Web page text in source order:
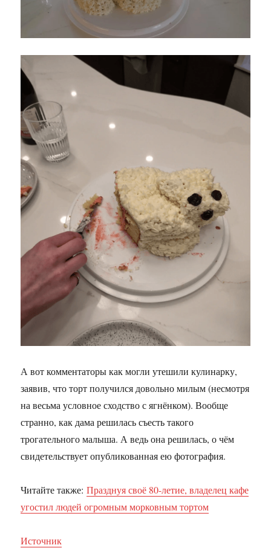
А вот комментаторы как могли утешили кулинарку,
заявив, что торт получился довольно милым (несмотря
на весьма условное сходство с ягнёнком). Вообще
странно, как дама решилась съесть такого
трогательного малыша. А ведь она решилась, о чём
свидетельствует опубликованная ею фотография.
Читайте также:Празднуя своё 80-летие, владелец кафе
угостил людей огромным морковным тортом
Источник